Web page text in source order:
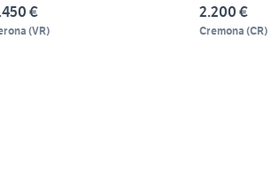
€
(VR)
2.200 €
Cremona (CR)